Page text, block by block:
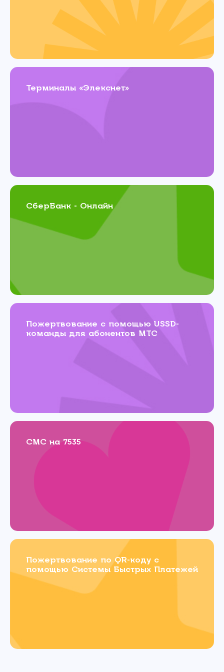
Терминалы «Элекснет»
СберБанк - Онлайн
Пожертвование с помощью USSD-
команды для абонентов МТС
СМС на 7535
Пожертвование по QR-коду с
помощью Системы Быстрых Платежей